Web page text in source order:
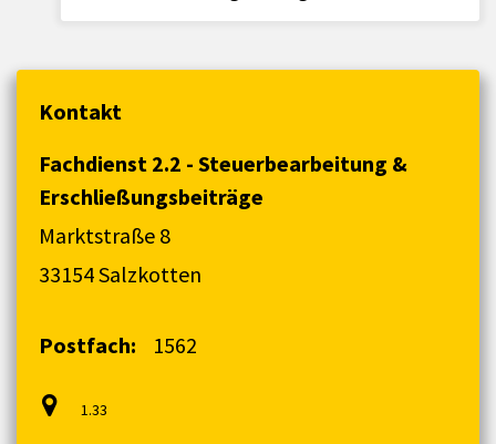
Kontakt
Fachdienst 2.2 - Steuerbearbeitung &
Erschließungsbeiträge
Marktstraße 8
33154 Salzkotten
Postfach: 1562
1.33